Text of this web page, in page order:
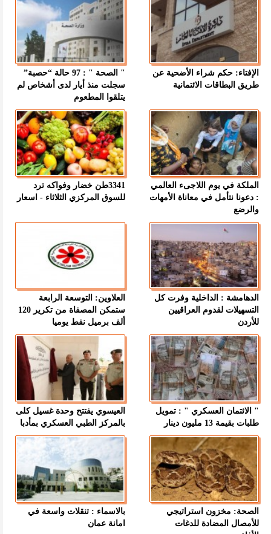
الإفتاء: حكم شراء الأضحية عن
طريق البطاقات الائتمانية
" الصحة " : 97 حالة “حصبة”
سجلت منذ أيار لدى أشخاص لم
يتلقوا المطعوم
الملكة في يوم اللاجىء العالمي
: دعونا نتأمل في معاناة الأمهات
والرضع
3341طن خضار وفواكه ترد
للسوق المركزي الثلاثاء - اسعار
الدهامشة : الداخلية وفرت كل
التسهيلات لقدوم العراقيين
للأردن
العلاوين: التوسعة الرابعة
ستمكن المصفاة من تكرير 120
ألف برميل نفط يوميا
" الائتمان العسكري " : تمويل
طلبات بقيمة 13 مليون دينار
العيسوي يفتتح وحدة غسيل كلى
بالمركز الطبي العسكري بمأدبا
الصحة: مخزون استراتيجي
للأمصال المضادة للدغات
بالاسماء : تنقلات واسعة في
امانة عمان